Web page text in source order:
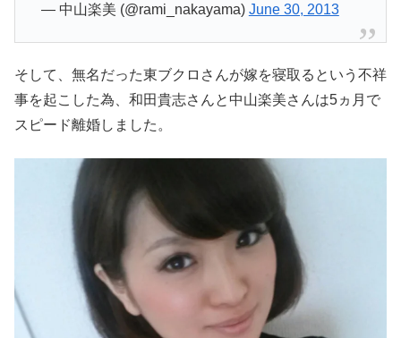
— 中山楽美 (@rami_nakayama) June 30, 2013
そして、無名だった東ブクロさんが嫁を寝取るという不祥
事を起こした為、和田貴志さんと中山楽美さんは5ヵ月で
スピード離婚しました。